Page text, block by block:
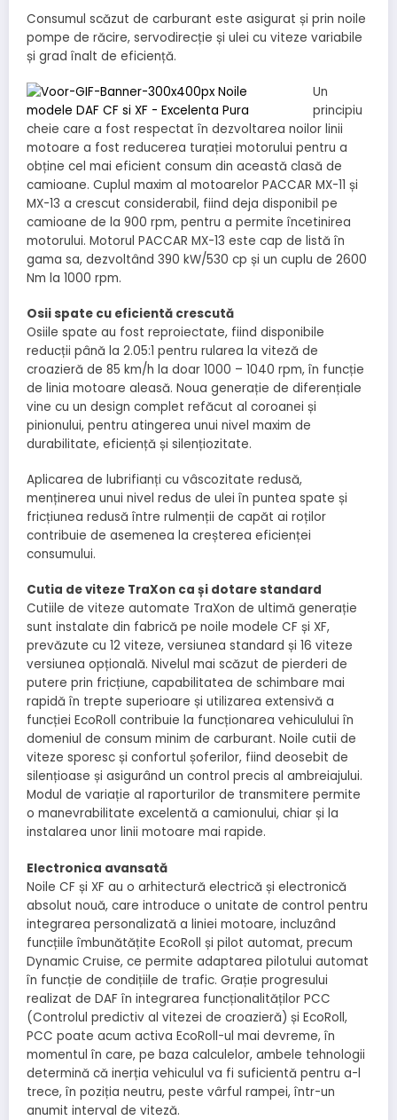
Consumul scăzut de carburant este asigurat și prin noile
pompe de răcire, servodirecție și ulei cu viteze variabile
și grad înalt de eficiență.
Un
principiu
cheie care a fost respectat în dezvoltarea noilor linii
motoare a fost reducerea turației motorului pentru a
obține cel mai eficient consum din această clasă de
camioane. Cuplul maxim al motoarelor PACCAR MX-11 și
MX-13 a crescut considerabil, fiind deja disponibil pe
camioane de la 900 rpm, pentru a permite încetinirea
motorului. Motorul PACCAR MX-13 este cap de listă în
gama sa, dezvoltând 390 kW/530 cp și un cuplu de 2600
Nm la 1000 rpm.
Osii spate cu eficientă crescută
Osiile spate au fost reproiectate, fiind disponibile
reducții până la 2.05:1 pentru rularea la viteză de
croazieră de 85 km/h la doar 1000 – 1040 rpm, în funcție
de linia motoare aleasă. Noua generație de diferențiale
vine cu un design complet refăcut al coroanei și
pinionului, pentru atingerea unui nivel maxim de
durabilitate, eficiență și silențiozitate.
Aplicarea de lubrifianți cu vâscozitate redusă,
menținerea unui nivel redus de ulei în puntea spate și
fricțiunea redusă între rulmenții de capăt ai roților
contribuie de asemenea la creșterea eficienței
consumului.
Cutia de viteze TraXon ca și dotare standard
Cutiile de viteze automate TraXon de ultimă generație
sunt instalate din fabrică pe noile modele CF și XF,
prevăzute cu 12 viteze, versiunea standard și 16 viteze
versiunea opțională. Nivelul mai scăzut de pierderi de
putere prin fricțiune, capabilitatea de schimbare mai
rapidă în trepte superioare și utilizarea extensivă a
funcției EcoRoll contribuie la funcționarea vehiculului în
domeniul de consum minim de carburant. Noile cutii de
viteze sporesc și confortul șoferilor, fiind deosebit de
silențioase și asigurând un control precis al ambreiajului.
Modul de variație al raporturilor de transmitere permite
o manevrabilitate excelentă a camionului, chiar și la
instalarea unor linii motoare mai rapide.
Electronica avansată
Noile CF și XF au o arhitectură electrică și electronică
absolut nouă, care introduce o unitate de control pentru
integrarea personalizată a liniei motoare, incluzând
funcțiile îmbunătățite EcoRoll și pilot automat, precum
Dynamic Cruise, ce permite adaptarea pilotului automat
în funcție de condițiile de trafic. Grație progresului
realizat de DAF în integrarea funcționalităților PCC
(Controlul predictiv al vitezei de croazieră) și EcoRoll,
PCC poate acum activa EcoRoll-ul mai devreme, în
momentul în care, pe baza calculelor, ambele tehnologii
determină că inerția vehiculul va fi suficientă pentru a-l
trece, în poziția neutru, peste vârful rampei, într-un
anumit interval de viteză.